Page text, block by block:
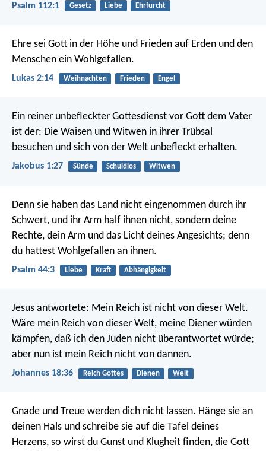
Psalm 112:1 Gesetz Liebe Ehrfurcht
Ehre sei Gott in der Höhe und Frieden auf Erden und den
Menschen ein Wohlgefallen.
Lukas 2:14 Weihnachten Frieden Engel
Ein reiner unbefleckter Gottesdienst vor Gott dem Vater
ist der: Die Waisen und Witwen in ihrer Trübsal
besuchen und sich von der Welt unbefleckt erhalten.
Jakobus 1:27 Sünde Schuldlos Witwen
Denn sie haben das Land nicht eingenommen durch ihr
Schwert, und ihr Arm half ihnen nicht, sondern deine
Rechte, dein Arm und das Licht deines Angesichts; denn
du hattest Wohlgefallen an ihnen.
Psalm 44:3 Liebe Kraft Abhängigkeit
Jesus antwortete: Mein Reich ist nicht von dieser Welt.
Wäre mein Reich von dieser Welt, meine Diener würden
kämpfen, daß ich den Juden nicht überantwortet würde;
aber nun ist mein Reich nicht von dannen.
Johannes 18:36 Reich Gottes Dienen Welt
Gnade und Treue werden dich nicht lassen. Hänge sie an
deinen Hals und schreibe sie auf die Tafel deines
Herzens, so wirst du Gunst und Klugheit finden, die Gott